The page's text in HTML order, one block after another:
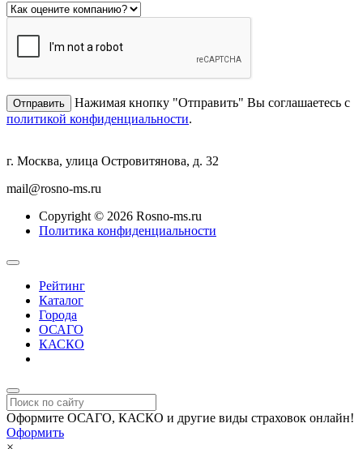
Нажимая кнопку "Отправить" Вы соглашаетесь с
политикой конфиденциальности.
г. Москва, улица Островитянова, д. 32
mail@rosno-ms.ru
Copyright © 2026 Rosno-ms.ru
Политика конфиденциальности
Рейтинг
Каталог
Города
ОСАГО
КАСКО
Оформите ОСАГО, КАСКО и другие виды страховок онлайн!
Оформить